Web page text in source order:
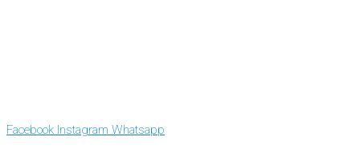
Facebook Instagram Whatsapp